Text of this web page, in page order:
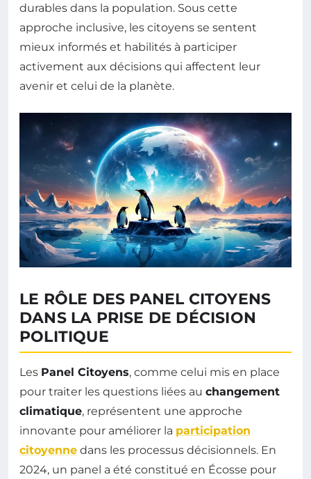
durables dans la population. Sous cette
approche inclusive, les citoyens se sentent
mieux informés et habilités à participer
activement aux décisions qui affectent leur
avenir et celui de la planète.
LE RÔLE DES PANEL CITOYENS
DANS LA PRISE DE DÉCISION
POLITIQUE
Les Panel Citoyens, comme celui mis en place
pour traiter les questions liées au changement
climatique, représentent une approche
innovante pour améliorer la participation
citoyenne dans les processus décisionnels. En
2024, un panel a été constitué en Écosse pour